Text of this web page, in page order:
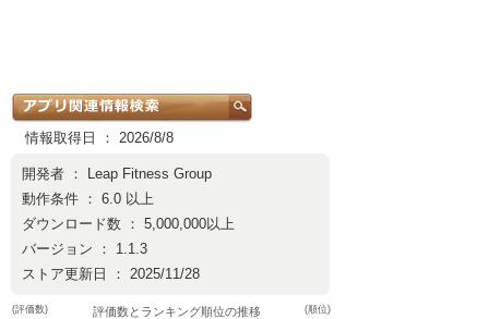
情報取得日 ： 2026/8/8
開発者 ：
Leap Fitness Group
動作条件 ： 6.0 以上
ダウンロード数 ： 5,000,000以上
バージョン ： 1.1.3
ストア更新日 ： 2025/11/28
(評価数) 評価数とランキング順位の推移 (順位)